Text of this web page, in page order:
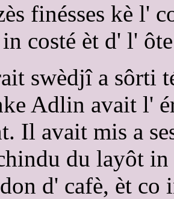
finésses kè l'
costé èt d' l'
swèdjî a sôrti
Adlin avait l'
Il avait mis a
du layôt
d' cafè, èt co